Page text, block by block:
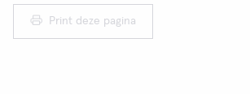
Print deze pagina